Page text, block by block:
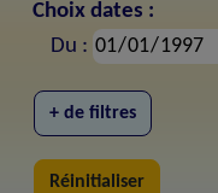
Choix dates :
Du :
+ de filtres
Réinitialiser